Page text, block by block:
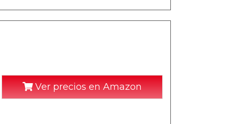
Ver precios en Amazon